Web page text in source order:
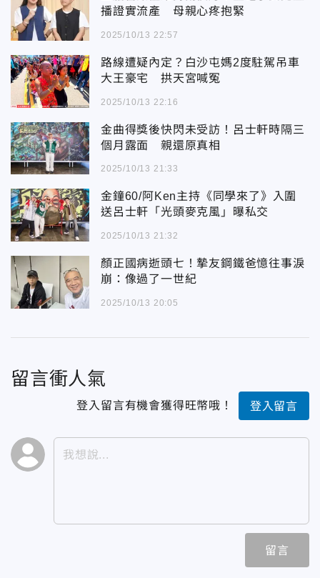
播證實流產 母親心疼抱緊
2025/10/13 22:57
路線遭疑內定？白沙屯媽2度駐駕吊車
大王豪宅 拱天宮喊冤
2025/10/13 22:16
金曲得獎後快閃未受訪！呂士軒時隔三
個月露面 親還原真相
2025/10/13 21:33
金鐘60/阿Ken主持《同學來了》入圍
送呂士軒「光頭麥克風」曝私交
2025/10/13 21:32
顏正國病逝頭七！摯友鋼鐵爸憶往事淚
崩：像過了一世紀
2025/10/13 20:05
留言衝人氣
登入留言有機會獲得旺幣哦！ 登入留言
留言